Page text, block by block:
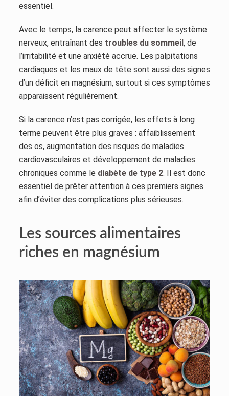
essentiel.
Avec le temps, la carence peut affecter le système
nerveux, entraînant des troubles du sommeil, de
l’irritabilité et une anxiété accrue. Les palpitations
cardiaques et les maux de tête sont aussi des signes
d’un déficit en magnésium, surtout si ces symptômes
apparaissent régulièrement.
Si la carence n’est pas corrigée, les effets à long
terme peuvent être plus graves : affaiblissement
des os, augmentation des risques de maladies
cardiovasculaires et développement de maladies
chroniques comme le diabète de type 2. Il est donc
essentiel de prêter attention à ces premiers signes
afin d’éviter des complications plus sérieuses.
Les sources alimentaires
riches en magnésium